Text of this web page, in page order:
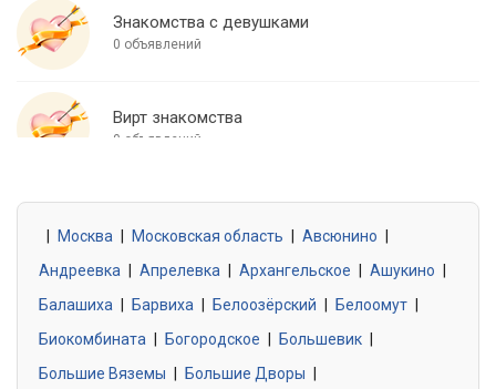
Знакомства с девушками
0 объявлений
Вирт знакомства
0 объявлений
0 объявлений
Знакомства без обязательств
0 объявлений
Москва Московская область Авсюнино
Андреевка
Апрелевка Архангельское Ашукино
Балашиха
Барвиха Белоозёрский Белоомут
Биокомбината
Богородское Большевик
Большие Вяземы
Большие Дворы